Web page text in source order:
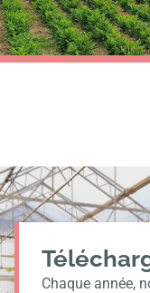
Chaque année,